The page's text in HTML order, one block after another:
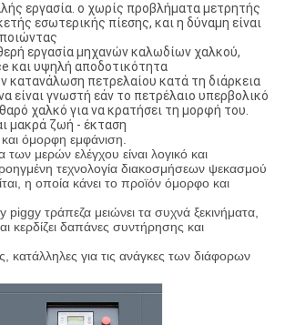
εργασία. ο χωρίς προβλήματα μετρητής
εσωτερικής πίεσης, και η δύναμη είναι
εργασία μηχανών καλωδίων χαλκού,
και υψηλή αποδοτικότητα
κατανάλωση πετρελαίου κατά τη διάρκεια
είναι γνωστή εάν το πετρέλαιο υπερβολικό
χαλκό για να κρατήσει τη μορφή του.
μακρά ζωή - έκταση
όμορφη εμφάνιση.
μερών ελέγχου είναι λογικό και
τεχνολογία διακοσμήσεων ψεκασμού
η οποία κάνει το προϊόν όμορφο και
τράπεζα μειώνει τα συχνά ξεκινήματα,
κερδίζει δαπάνες συντήρησης και
κατάλληλες για τις ανάγκες των διάφορων